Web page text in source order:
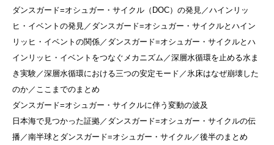
ダンスガード=オシュガー・サイクル（DOC）の発見／ハインリッ
ヒ・イベントの発見／ダンスガード=オシュガー・サイクルとハイン
リッヒ・イベントの関係／ダンスガード=オシュガー・サイクルとハ
インリッヒ・イベントをつなぐメカニズム／深層水循環を止める水ま
き実験／深層水循環における三つの安定モード／氷床はなぜ崩壊した
のか／ここまでのまとめ
ダンスガード=オシュガー・サイクルに伴う変動の波及
日本海で見つかった証拠／ダンスガード=オシュガー・サイクルの伝
播／南半球とダンスガード=オシュガー・サイクル／後半のまとめ